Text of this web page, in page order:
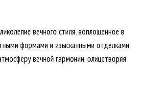
вечного стиля, воплощенное в
формами и изысканными отделками
вечной гармонии, олицетворяя